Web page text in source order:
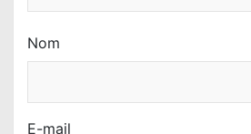
Nom
E-mail